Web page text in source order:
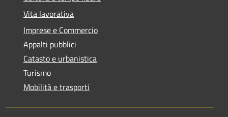
Vita lavorativa
Imprese e Commercio
Appalti pubblici
Catasto e urbanistica
Turismo
Mobilità e trasporti